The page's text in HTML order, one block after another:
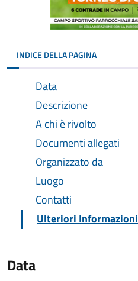
INDICE DELLA PAGINA
Data
Descrizione
A chi è rivolto
Documenti allegati
Organizzato da
Luogo
Contatti
Ulteriori Informazioni
Data